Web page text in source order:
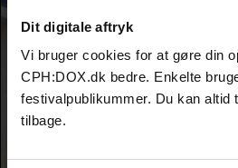
Dit digitale aftryk
Vi bruger cookies for at gøre din
CPH:DOX.dk bedre. Enkelte
festivalpublikummer. Du kan
tilbage.